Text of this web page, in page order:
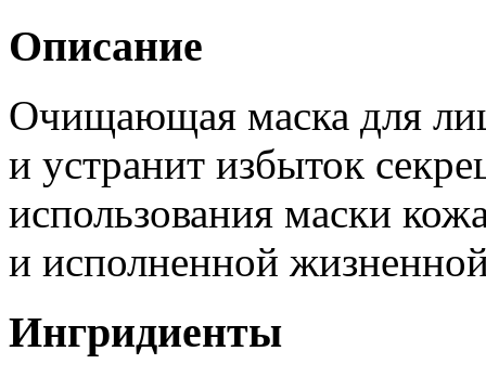
Описание
Очищающая маска для
и устранит избыток
использования маски
и исполненной
Ингридиенты